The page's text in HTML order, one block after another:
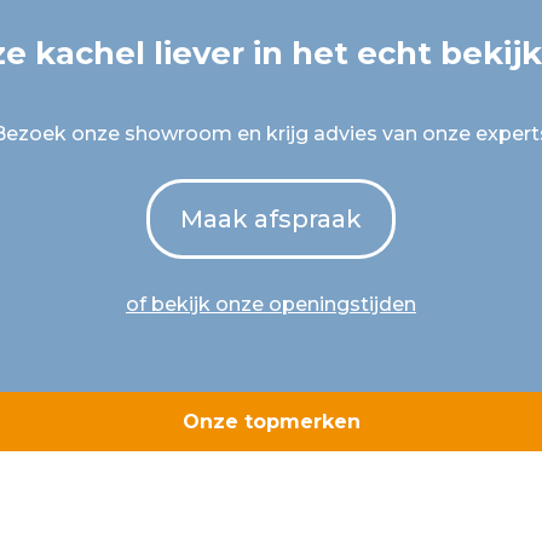
kachel liever in het echt
onze showroom en krijg advies van onze
Maak afspraak
of bekijk onze openingstijden
Onze topmerken